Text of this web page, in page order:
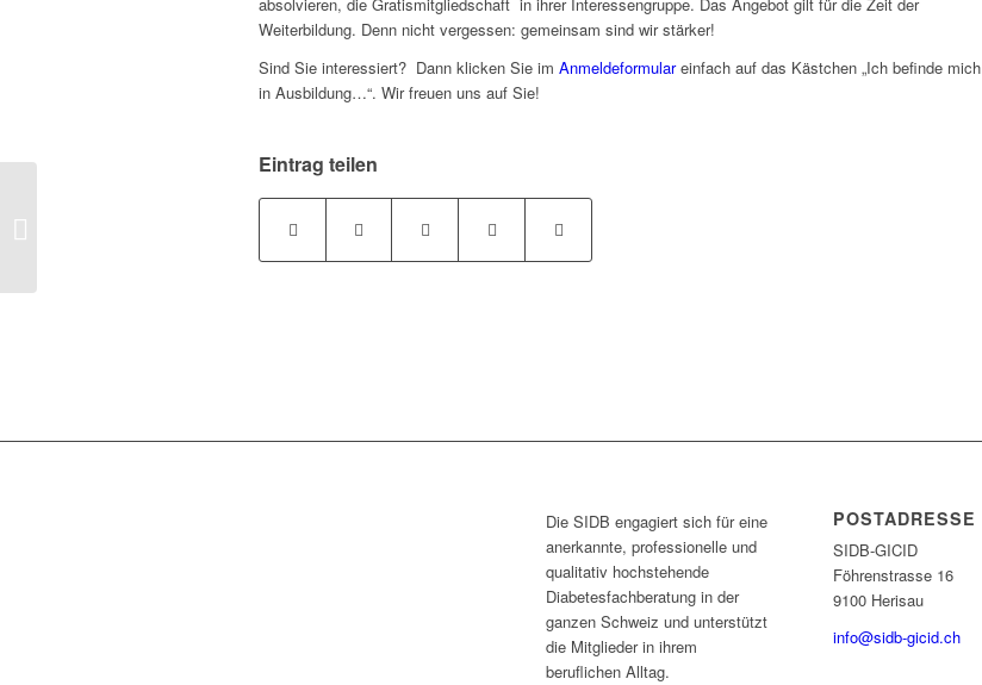
Weiterbildung. Denn nicht vergessen: gemeinsam sind wir stärker!
Sind Sie interessiert? Dann klicken Sie im Anmeldeformulareinfach auf das Kästchen „Ich befinde mich
in Ausbildung…“. Wir freuen uns auf Sie!
Eintrag teilen
Die SIDB engagiert sich für eine
anerkannte, professionelle und
qualitativ hochstehende
Diabetesfachberatung in der
ganzen Schweiz und unterstützt
die Mitglieder in ihrem
beruflichen Alltag.
POSTADRESSE
SIDB-GICID
Föhrenstrasse 16
9100 Herisau
info@sidb-gicid.ch
sofortige Umsetzung der Forderungen